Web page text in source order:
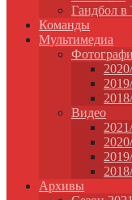
Гандбол в
Команды
Мультимедиа
Видео
Архивы